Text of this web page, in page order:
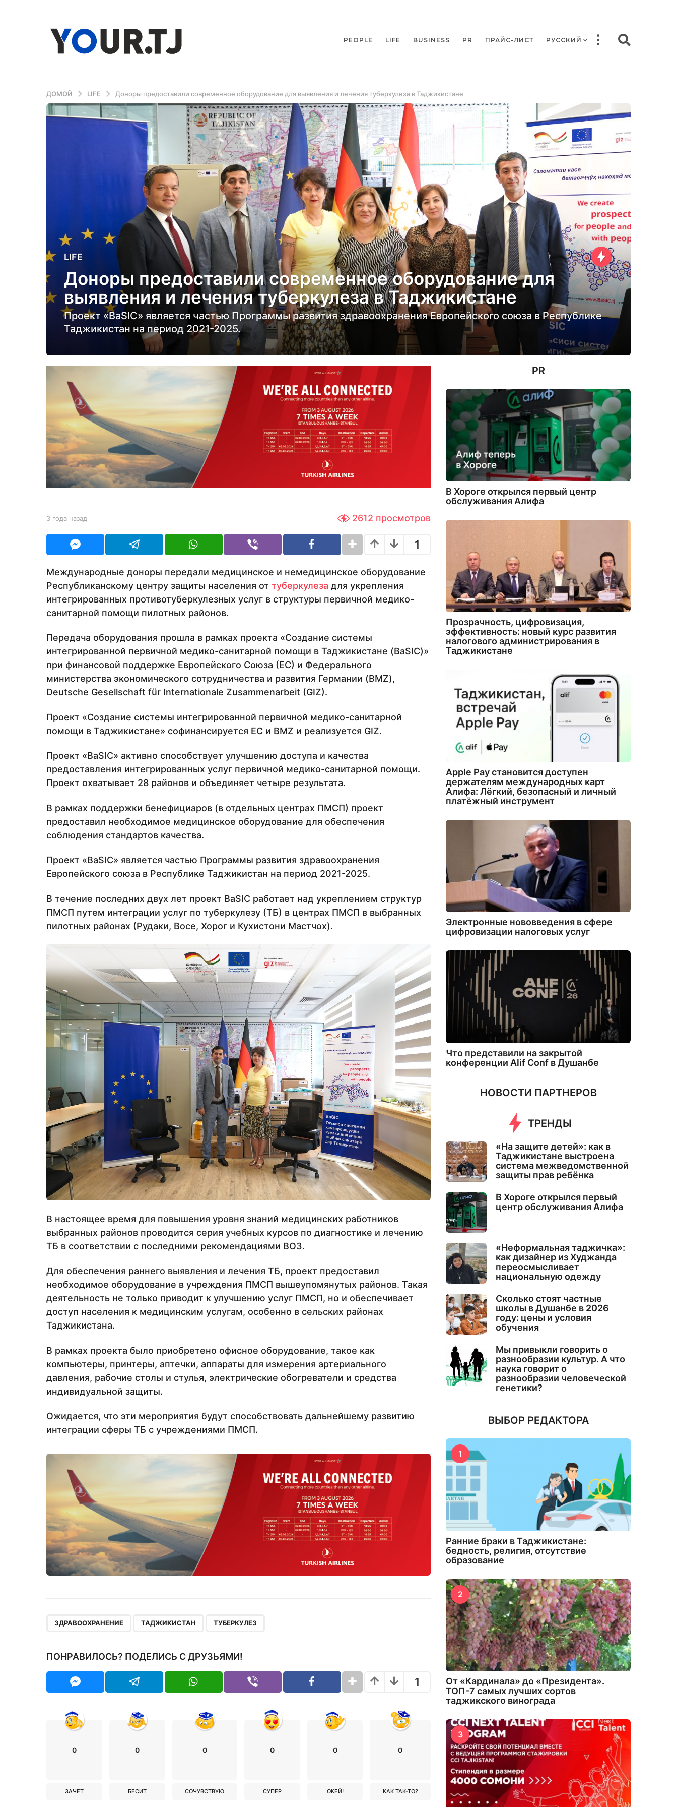
PEOPLE LIFE BUSINESS PR ПРАЙС-ЛИСТ РУССКИЙ
ДОМОЙ LIFE Доноры предоставили современное оборудование для выявления и лечения туберкулеза в Таджикистане
3
о
д
а
н
а
3
г
д
а
н
а
з
LIFE
Доноры предоставили современное оборудование для
выявления и лечения туберкулеза в Таджикистане
Проект «BaSIC» является частью Программы развития здравоохранения Европейского союза в Республике
Таджикистан на период 2021-2025.
b
Y
U
3 года назад
а
а
з
д
2612 просмотров
1
Международные доноры передали медицинское и немедицинское оборудование
Республиканскому центру защиты населения от туберкулеза для укрепления
интегрированных противотуберкулезных услуг в структуры первичной медико-
санитарной помощи пилотных районов.
Передача оборудования прошла в рамках проекта «Создание системы
интегрированной первичной медико-санитарной помощи в Таджикистане (BaSIC)»
при финансовой поддержке Европейского Союза (ЕС) и Федерального
министерства экономического сотрудничества и развития Германии (BMZ),
Deutsche Gesellschaft für Internationale Zusammenarbeit (GIZ).
Проект «Создание системы интегрированной первичной медико-санитарной
помощи в Таджикистане» софинансируется ЕС и BMZ и реализуется GIZ.
Проект «BaSIC» активно способствует улучшению доступа и качества
предоставления интегрированных услуг первичной медико-санитарной помощи.
Проект охватывает 28 районов и объединяет четыре результата.
В рамках поддержки бенефициаров (в отдельных центрах ПМСП) проект
предоставил необходимое медицинское оборудование для обеспечения
соблюдения стандартов качества.
Проект «BaSIC» является частью Программы развития здравоохранения
Европейского союза в Республике Таджикистан на период 2021-2025.
В течение последних двух лет проект BaSIC работает над укреплением структур
ПМСП путем интеграции услуг по туберкулезу (ТБ) в центрах ПМСП в выбранных
пилотных районах (Рудаки, Восе, Хорог и Кухистони Мастчох).
В настоящее время для повышения уровня знаний медицинских работников
выбранных районов проводится серия учебных курсов по диагностике и лечению
ТБ в соответствии с последними рекомендациями ВОЗ.
Для обеспечения раннего выявления и лечения ТБ, проект предоставил
необходимое оборудование в учреждения ПМСП вышеупомянутых районов. Такая
деятельность не только приводит к улучшению услуг ПМСП, но и обеспечивает
доступ населения к медицинским услугам, особенно в сельских районах
Таджикистана.
В рамках проекта было приобретено офисное оборудование, такое как
компьютеры, принтеры, аптечки, аппараты для измерения артериального
давления, рабочие столы и стулья, электрические обогреватели и средства
индивидуальной защиты.
Ожидается, что эти мероприятия будут способствовать дальнейшему развитию
интеграции сферы ТБ с учреждениями ПМСП.
ЗДРАВООХРАНЕНИЕ ТАДЖИКИСТАН ТУБЕРКУЛЕЗ
ПОНРАВИЛОСЬ? ПОДЕЛИСЬ С ДРУЗЬЯМИ!
1
0
ЗАЧЕТ
0
БЕСИТ
0
СОЧУВСТВУЮ
0
СУПЕР
0
ОКЕЙ!
0
КАК ТАК-ТО?
PR
В Хороге открылся первый центр
обслуживания Алифа
Прозрачность, цифровизация,
эффективность: новый курс развития
налогового администрирования в
Таджикистане
Apple Pay становится доступен
держателям международных карт
Алифа: Лёгкий, безопасный и личный
платёжный инструмент
Электронные нововведения в сфере
цифровизации налоговых услуг
Что представили на закрытой
конференции Alif Conf в Душанбе
НОВОСТИ ПАРТНЕРОВ
ТРЕНДЫ
«На защите детей»: как в
Таджикистане выстроена
система межведомственной
защиты прав ребёнка
В Хороге открылся первый
центр обслуживания Алифа
«Неформальная таджичка»:
как дизайнер из Худжанда
переосмысливает
национальную одежду
Сколько стоят частные
школы в Душанбе в 2026
году: цены и условия
обучения
Мы привыкли говорить о
разнообразии культур. А что
наука говорит о
разнообразии человеческой
генетики?
ВЫБОР РЕДАКТОРА
1
Ранние браки в Таджикистане:
бедность, религия, отсутствие
образование
2
От «Кардинала» до «Президента».
ТОП-7 самых лучших сортов
таджикского винограда
3